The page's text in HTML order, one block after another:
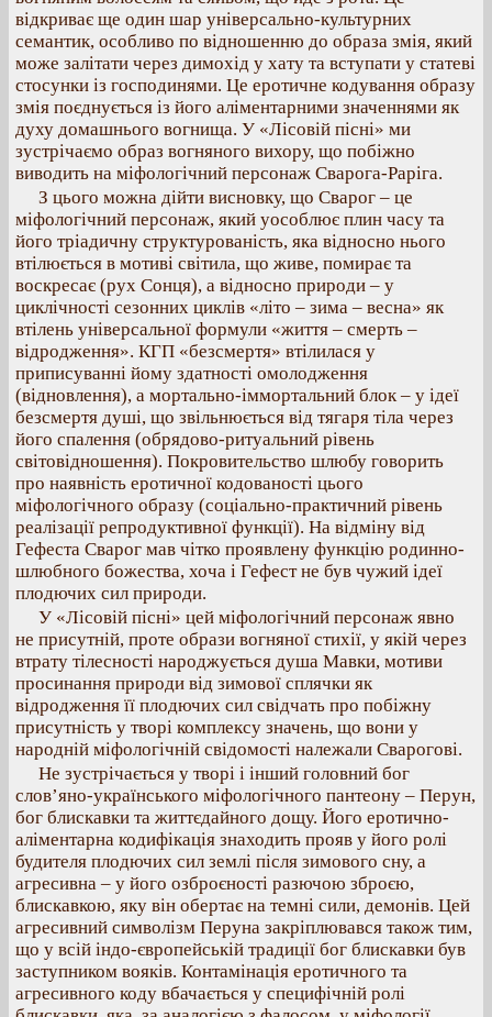
відкриває ще один шар універсально-культурних
семантик, особливо по відношенню до образа змія, який
може залітати через димохід у хату та вступати у статеві
стосунки із господинями. Це еротичне кодування образу
змія поєднується із його аліментарними значеннями як
духу домашнього вогнища. У «Лісовій пісні» ми
зустрічаємо образ вогняного вихору, що побіжно
виводить на міфологічний персонаж Сварога-Раріга.
З цього можна дійти висновку, що Сварог – це
міфологічний персонаж, який уособлює плин часу та
його тріадичну структурованість, яка відносно нього
втілюється в мотиві світила, що живе, помирає та
воскресає (рух Сонця), а відносно природи – у
циклічності сезонних циклів «літо – зима – весна» як
втілень універсальної формули «життя – смерть –
відродження». КГП «безсмертя» втілилася у
приписуванні йому здатності омолодження
(відновлення), а мортально-іммортальний блок – у ідеї
безсмертя душі, що звільнюється від тягаря тіла через
його спалення (обрядово-ритуальний рівень
світовідношення). Покровительство шлюбу говорить
про наявність еротичної кодованості цього
міфологічного образу (соціально-практичний рівень
реалізації репродуктивної функції). На відміну від
Гефеста Сварог мав чітко проявлену функцію родинно-
шлюбного божества, хоча і Гефест не був чужий ідеї
плодючих сил природи.
У «Лісовій пісні» цей міфологічний персонаж явно
не присутній, проте образи вогняної стихії, у якій через
втрату тілесності народжується душа Мавки, мотиви
просинання природи від зимової сплячки як
відродження її плодючих сил свідчать про побіжну
присутність у творі комплексу значень, що вони у
народній міфологічній свідомості належали Сварогові.
Не зустрічається у творі і інший головний бог
слов’яно-українського міфологічного пантеону – Перун,
бог блискавки та життєдайного дощу. Його еротично-
аліментарна кодифікація знаходить прояв у його ролі
будителя плодючих сил землі після зимового сну, а
агресивна – у його озброєності разючою зброєю,
блискавкою, яку він обертає на темні сили, демонів. Цей
агресивний символізм Перуна закріплювався також тим,
що у всій індо-європейській традиції бог блискавки був
заступником вояків. Контамінація еротичного та
агресивного коду вбачається у специфічній ролі